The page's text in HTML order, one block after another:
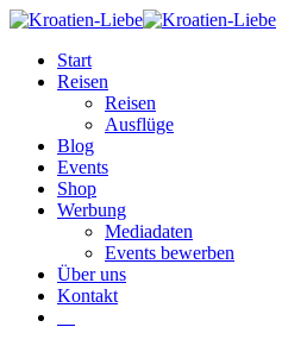
Start
Reisen
Reisen
Ausflüge
Blog
Events
Shop
Werbung
Mediadaten
Events bewerben
Über uns
Kontakt